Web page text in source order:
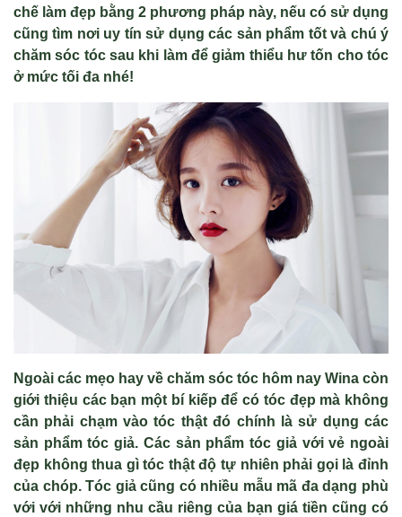
chế làm đẹp bằng 2 phương pháp này, nếu có sử dụng
cũng tìm nơi uy tín sử dụng các sản phẩm tốt và chú ý
chăm sóc tóc sau khi làm để giảm thiểu hư tốn cho tóc
ở mức tối đa nhé!
Ngoài các mẹo hay về chăm sóc tóc hôm nay Wina còn
giới thiệu các bạn một bí kiếp để có tóc đẹp mà không
cần phải chạm vào tóc thật đó chính là sử dụng các
sản phẩm tóc giả. Các sản phẩm tóc giả với vẻ ngoài
đẹp không thua gì tóc thật độ tự nhiên phải gọi là đỉnh
của chóp. Tóc giả cũng có nhiều mẫu mã đa dạng phù
với với những nhu cầu riêng của bạn giá tiền cũng có